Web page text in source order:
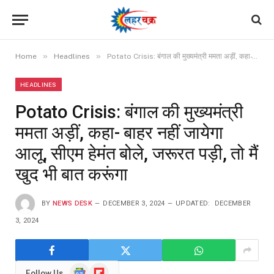
Home » Headlines » Potato Crisis: बंगाल की मुख्यमंत्री ममता अड़ीं, कहा- बाहर नहीं जायेगा आलू, सीएम हेमंत बोले, जरूरत पड़ी, तो मैं खुद भी बात करूंगा
HEADLINES
Potato Crisis: बंगाल की मुख्यमंत्री
ममता अड़ीं, कहा- बाहर नहीं जायेगा
आलू, सीएम हेमंत बोले, जरूरत पड़ी, तो मैं
खुद भी बात करूंगा
BY NEWS DESK DECEMBER 3, 2024 UPDATED: DECEMBER
3, 2024
GoogleFlipboard